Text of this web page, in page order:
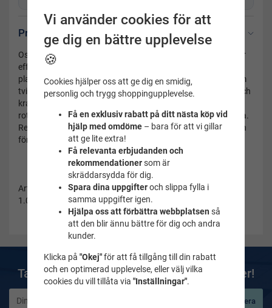
Produktbeskrivning
Oslagbart träningsredskap från Finis. HYDRO HIP Förbättrar
effektivt basstyrkan och effektiviteten i armtagen. Fenor
placerade på båda sidor om höften skapar ett motstånd som
tvingar simmaren att rotera höfterna då armtagets styrka och
kraft är som störst. Bra respons på felaktig teknik, Då
rotationen inte är tillräcklig kommer armarna att slå i fenorna.
Resultatet blir stark bålmuskulatur, ökad kraft i armtaget och
förbättrad rotation.
Artikelnummer:
1.05.007
Ta del av våra bästa erbjudanden & nyheter!
Prenumerera
Vi använder cookies för att
ge dig en bättre upplevelse
🍪
Cookies hjälper oss att ge dig en smidig,
personlig och trygg shoppingupplevelse.
Få en exklusiv rabatt på ditt nästa köp vid
hjälp med omdöme– bara för att vi gillar
att ge lite extra!
Få relevanta erbjudanden och
rekommendationersom är
skräddarsydda för dig.
Spara dina uppgifteroch slippa fylla i
samma uppgifter igen.
Hjälpa oss att förbättra webbplatsen så
att den blir ännu bättre för dig och andra
kunder.
Klicka på "Okej"för att få tillgång till din rabatt
och en optimerad upplevelse, eller välj vilka
cookies du vill tillåta via "Inställningar".